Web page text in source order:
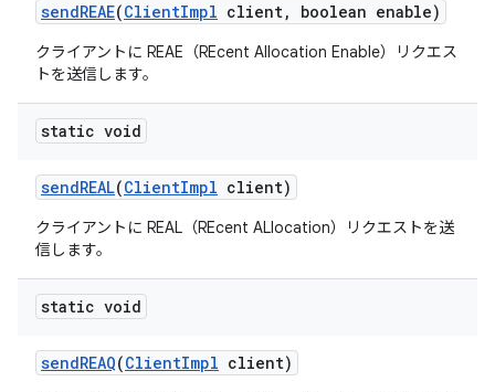
sendREAE(ClientImpl client, boolean enable)
クライアントに REAE（REcent Allocation Enable）リクエス
トを送信します。
static void
sendREAL(ClientImpl client)
クライアントに REAL（REcent ALlocation）リクエストを送
信します。
static void
sendREAQ(ClientImpl client)